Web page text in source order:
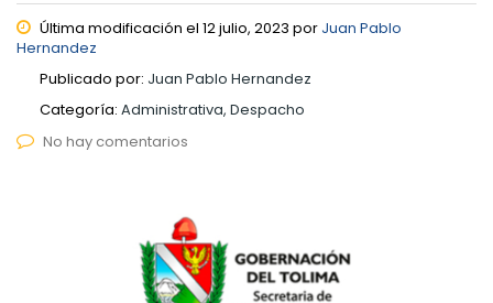
Última modificación el 12 julio, 2023 por Juan Pablo
Hernandez
Publicado por: Juan Pablo Hernandez
Categoría: Administrativa, Despacho
No hay comentarios